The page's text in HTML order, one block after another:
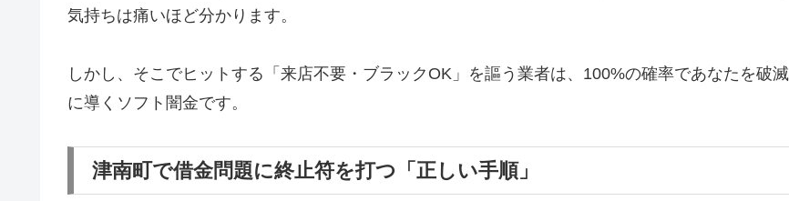
気持ちは痛いほど分かります。
しかし、そこでヒットする「来店不要・ブラックOK」を謳う業者は、100%の確率であなたを破滅
に導くソフト闇金です。
津南町で借金問題に終止符を打つ「正しい手順」